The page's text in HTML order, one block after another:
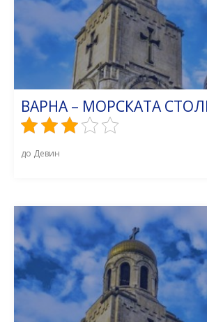
ВАРНА – МОРСКАТА
до Девин